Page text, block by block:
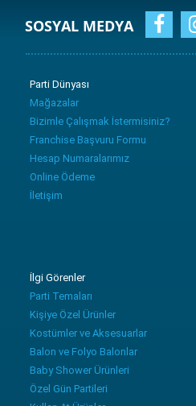
SOSYAL MEDYA
Parti Dünyası
Mağazalar
Bizimle Çalışmak İstermisiniz?
Franchise Başvuru Formu
Hesap Numaralarımız
Online Ödeme
İletişim
İlgi Görenler
Parti Temaları
Kişiye Özel Ürünler
Kostümler ve Aksesuarlar
Balon ve Folyo Balonlar
Baby Shower Ürünleri
Özel Gün Partileri